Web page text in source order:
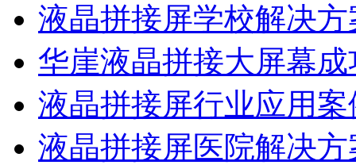
液晶拼接屏学校解决方
华崖液晶拼接大屏幕
液晶拼接屏行业应用案
液晶拼接屏医院解决方